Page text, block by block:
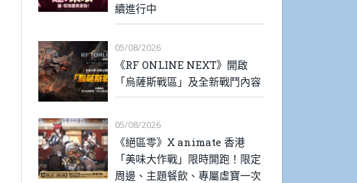
續進行中
05/08/2026
《RF ONLINE NEXT》開啟
「烏薩斯戰區」及全新戰鬥內容
05/08/2026
《絕區零》X animate 香港
「美味大作戰」限時開跑！限定
周邊、主題餐飲、專屬虛寶一次